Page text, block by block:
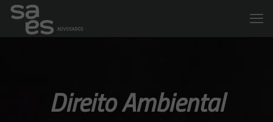
Direito Ambiental